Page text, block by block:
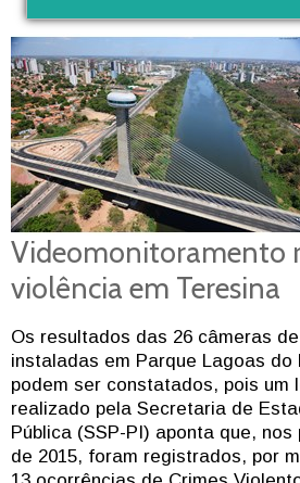
Videomonitoramento
violência em Teresina
Os resultados das 26 câmeras
instaladas em Parque Lagoas
podem ser constatados, pois um
realizado pela Secretaria de
Pública (SSP-PI) aponta que,
de 2015, foram registrados, por